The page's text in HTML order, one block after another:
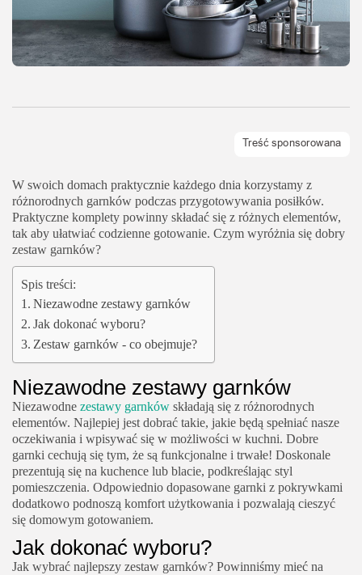
W swoich domach praktycznie każdego dnia korzystamy z
różnorodnych garnków podczas przygotowywania posiłków.
Praktyczne komplety powinny składać się z różnych elementów,
tak aby ułatwiać codzienne gotowanie. Czym wyróżnia się dobry
zestaw garnków?
Spis treści:
Niezawodne zestawy garnków
Jak dokonać wyboru?
Zestaw garnków - co obejmuje?
Niezawodne zestawy garnków
Niezawodne zestawy garnków składają się z różnorodnych
elementów. Najlepiej jest dobrać takie, jakie będą spełniać nasze
oczekiwania i wpisywać się w możliwości w kuchni. Dobre
garnki cechują się tym, że są funkcjonalne i trwałe! Doskonale
prezentują się na kuchence lub blacie, podkreślając styl
pomieszczenia. Odpowiednio dopasowane garnki z pokrywkami
dodatkowo podnoszą komfort użytkowania i pozwalają cieszyć
się domowym gotowaniem.
Jak dokonać wyboru?
Jak wybrać najlepszy zestaw garnków? Powinniśmy mieć na